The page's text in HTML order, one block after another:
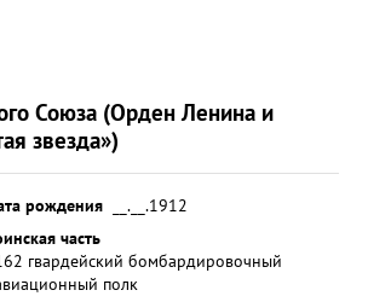
Союза (Орден Ленина и
звезда»)
рождения
__.__.1912
часть
гвардейский бомбардировочный
полк